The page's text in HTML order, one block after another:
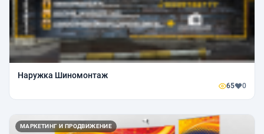
Наружка Шиномонтаж
65 0
МАРКЕТИНГ И ПРОДВИЖЕНИЕ